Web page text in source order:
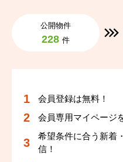
公開物件
228 件
会員登録は無料！
会員専用マイページ
希望条件に合う新着
信！